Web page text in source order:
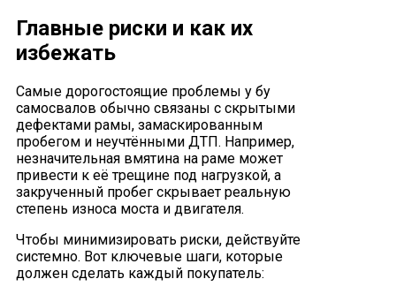
Главные риски и как их
избежать
Самые дорогостоящие проблемы у бу
самосвалов обычно связаны с скрытыми
дефектами рамы, замаскированным
пробегом и неучтёнными ДТП. Например,
незначительная вмятина на раме может
привести к её трещине под нагрузкой, а
закрученный пробег скрывает реальную
степень износа моста и двигателя.
Чтобы минимизировать риски, действуйте
системно. Вот ключевые шаги, которые
должен сделать каждый покупатель: